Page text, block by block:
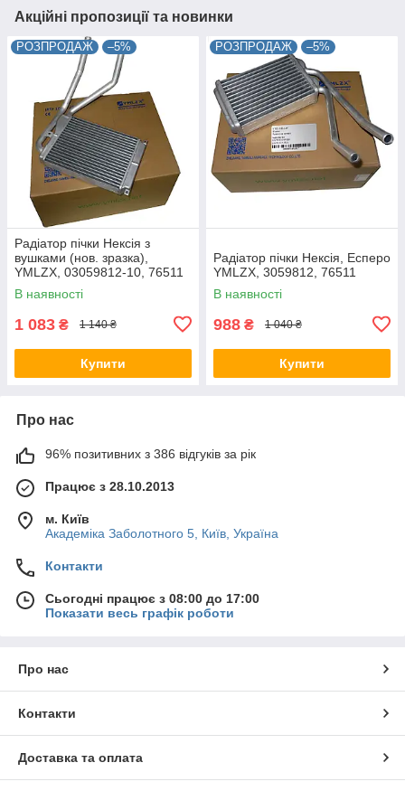
Акційні пропозиції та новинки
РОЗПРОДАЖ –5%
Радіатор пічки Нексія з
вушками (нов. зразка),
YMLZX, 03059812-10, 76511
В наявності
1 083 ₴ 1 140 ₴
Купити
РОЗПРОДАЖ –5%
Радіатор пічки Нексія, Есперо
YMLZX, 3059812, 76511
В наявності
988 ₴ 1 040 ₴
Купити
Про нас
96% позитивних з 386 відгуків за рік
Працює з 28.10.2013
м. Київ
Академіка Заболотного 5, Київ, Україна
Контакти
Сьогодні працює з 08:00 до 17:00
Показати весь графік роботи
Про нас
Контакти
Доставка та оплата